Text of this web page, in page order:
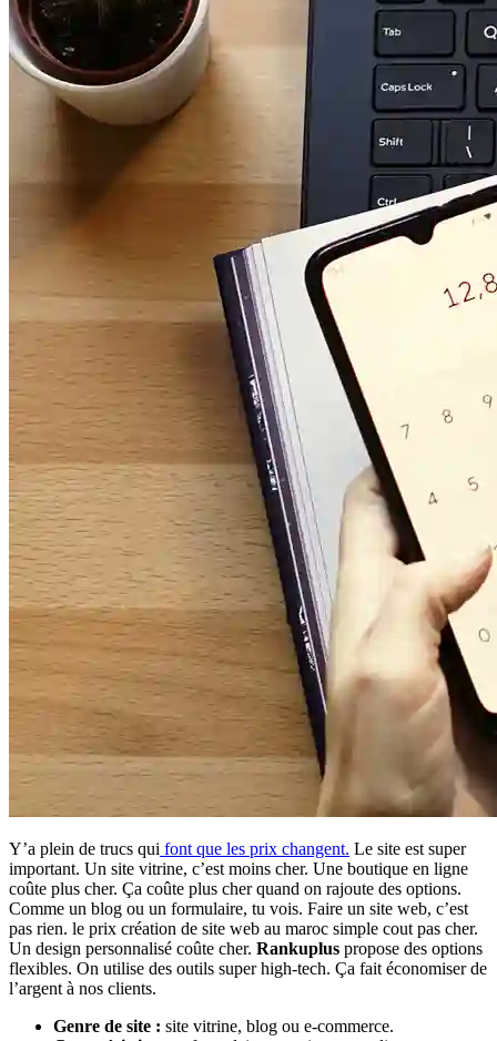
Y’a plein de trucs qui font que les prix changent. Le site est super
important. Un site vitrine, c’est moins cher. Une boutique en ligne
coûte plus cher. Ça coûte plus cher quand on rajoute des options.
Comme un blog ou un formulaire, tu vois. Faire un site web, c’est
pas rien. le prix création de site web au maroc simple cout pas cher.
Un design personnalisé coûte cher. Rankuplus propose des options
flexibles. On utilise des outils super high-tech. Ça fait économiser de
l’argent à nos clients.
Genre de site : site vitrine, blog ou e-commerce.